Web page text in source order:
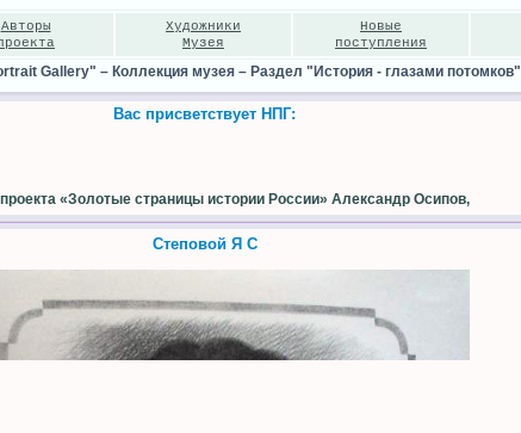
Авторы
Художники
Музея
Новые
поступления
Gallery" – Коллекция музея – Раздел "История - глазами потомков"
Вас присветствует НПГ:
проекта «Золотые страницы истории России» Александр Осипов,
Степовой Я С